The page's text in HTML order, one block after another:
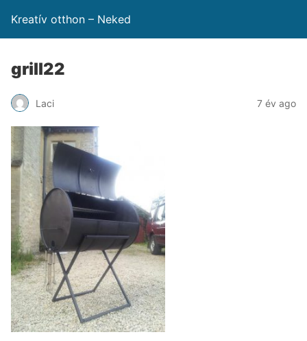
Kreatív otthon – Neked
grill22
Laci 7 év ago